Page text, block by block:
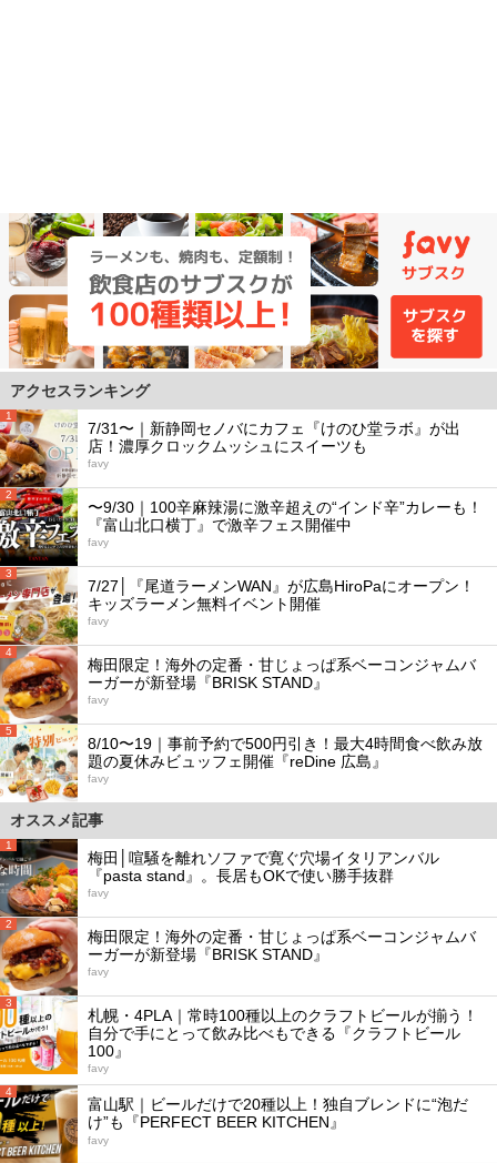
アクセスランキング
1
7/31〜｜新静岡セノバにカフェ『けのひ堂ラボ』が出
店！濃厚クロックムッシュにスイーツも
favy
2
〜9/30｜100辛麻辣湯に激辛超えの“インド辛”カレーも！
『富山北口横丁』で激辛フェス開催中
favy
3
7/27│『尾道ラーメンWAN』が広島HiroPaにオープン！
キッズラーメン無料イベント開催
favy
4
梅田限定！海外の定番・甘じょっぱ系ベーコンジャムバ
ーガーが新登場『BRISK STAND』
favy
5
8/10〜19｜事前予約で500円引き！最大4時間食べ飲み放
題の夏休みビュッフェ開催『reDine 広島』
favy
オススメ記事
1
梅田│喧騒を離れソファで寛ぐ穴場イタリアンバル
『pasta stand』。長居もOKで使い勝手抜群
favy
2
梅田限定！海外の定番・甘じょっぱ系ベーコンジャムバ
ーガーが新登場『BRISK STAND』
favy
3
札幌・4PLA｜常時100種以上のクラフトビールが揃う！
自分で手にとって飲み比べもできる『クラフトビール
100』
favy
4
富山駅｜ビールだけで20種以上！独自ブレンドに“泡だ
け”も『PERFECT BEER KITCHEN』
favy